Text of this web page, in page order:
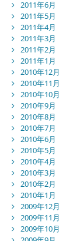
2011年6月
2011年5月
2011年4月
2011年3月
2011年2月
2011年1月
2010年12月
2010年11月
2010年10月
2010年9月
2010年8月
2010年7月
2010年6月
2010年5月
2010年4月
2010年3月
2010年2月
2010年1月
2009年12月
2009年11月
2009年10月